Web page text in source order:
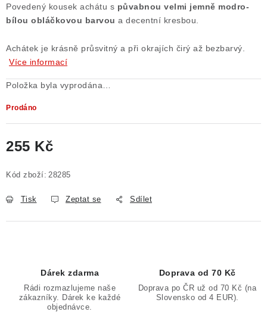
Ochrana osobních údajů
Formulář pro uplatnění reklamace
Poučení o právu na odstoupení od smlouvy
Povedený kousek achátu s půvabnou velmi jemně modro-
bílou obláčkovou barvou a decentní kresbou.
Achátek je krásně průsvitný a při okrajích čirý až bezbarvý.
Více informací
Položka byla vyprodána…
Prodáno
255 Kč
Kód zboží: 28285
Tisk Zeptat se Sdílet
Dárek zdarma
Rádi rozmazlujeme naše
zákazníky. Dárek ke každé
objednávce.
Doprava od 70 Kč
Doprava po ČR už od 70 Kč (na
Slovensko od 4 EUR).